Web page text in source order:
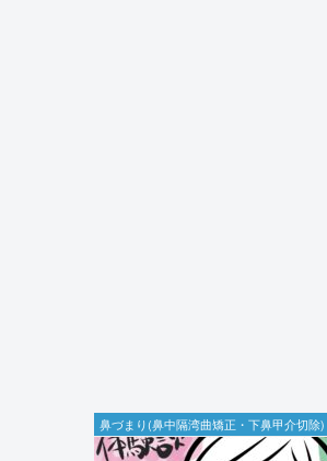
鼻づまり(鼻中隔湾曲矯正・下鼻甲介切除)